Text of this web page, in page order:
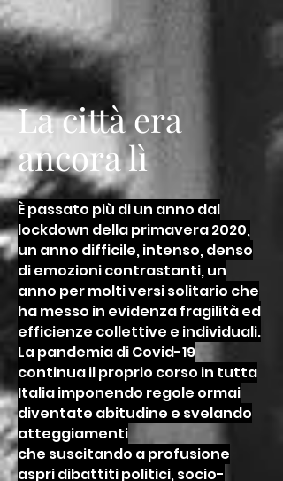
La città era
ancora lì
È passato più di un anno dal
lockdown della primavera 2020,
un anno difficile, intenso, denso
di emozioni contrastanti, un
anno per molti versi solitario che
ha messo in evidenza fragilità ed
efficienze collettive e individuali.
La pandemia di Covid-19
continua il proprio corso in tutta
Italia imponendo regole ormai
diventate abitudine e svelando
atteggiamenti
che suscitando a profusione
aspri dibattiti politici, socio-